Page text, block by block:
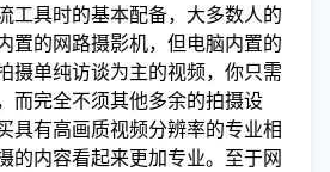
工具时的基本配备，大多数人的
置的网路摄影机，但电脑内置的
摄单纯访谈为主的视频，你只需
而完全不须其他多余的拍摄设
具有高画质视频分辨率的专业相
的内容看起来更加专业。至于网